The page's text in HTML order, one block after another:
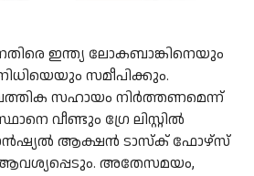
ഇന്ത്യ ലോകബാങ്കിനെയും
സമീപിക്കും.
സഹായം നിർത്തണമെന്ന്
വീണ്ടും ഗ്രേ ലിസ്റ്റിൽ
ആക്ഷൻ ടാസ്‌ക് ഫോഴ്‌സ്
അതേസമയം,